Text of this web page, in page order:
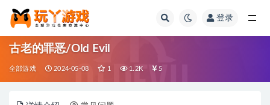
登录
古老的罪恶/Old Evil
全部游戏 2024-05-08 1 1.2K 5